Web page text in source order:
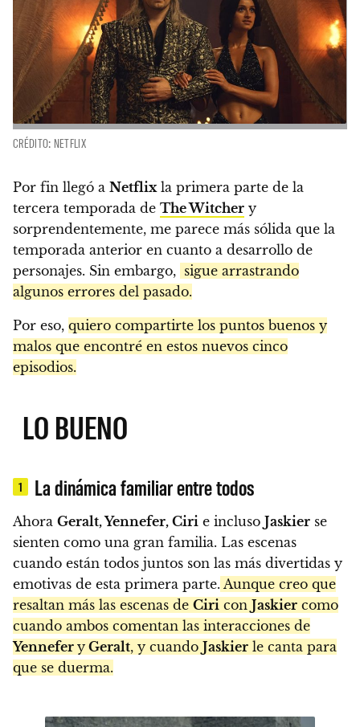
CRÉDITO: NETFLIX
Por fin llegó a Netflixla primera parte de la
tercera temporada de The Witcher y
sorprendentemente, me parece más sólida que la
temporada anterior en cuanto a desarrollo de
personajes. Sin embargo, sigue arrastrando
algunos errores del pasado.
Por eso, quiero compartirte los puntos buenos y
malos que encontré en estos nuevos cinco
episodios.
LO BUENO
1 La dinámica familiar entre todos
Ahora Geralt, Yennefer, Ciri e incluso Jaskier se
sienten como una gran familia. Las escenas
cuando están todos juntos son las más divertidas y
emotivas de esta primera parte. Aunque creo que
resaltan más las escenas de Ciri con Jaskier como
cuando ambos comentan las interacciones de
Yennefer y Geralt, y cuando Jaskier le canta para
que se duerma.